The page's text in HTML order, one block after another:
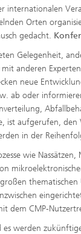
internationalen
Orten
gedacht.
Gelegenheit,
anderen
neue
ab oder
ist aufgerufen,
in der
wie
dem CMP-
werden